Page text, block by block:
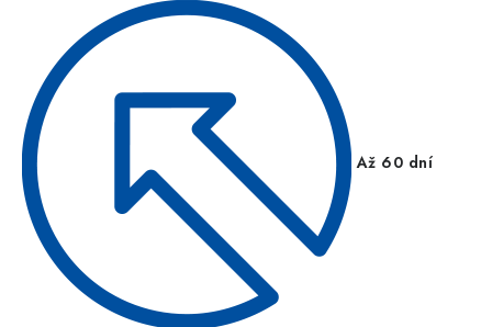
Až 60 dní